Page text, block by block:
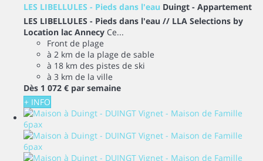
LES LIBELLULES - Pieds dans l'eau Duingt - Appartement
LES LIBELLULES - Pieds dans l'eau // LLA Selections by
Location lac Annecy Ce...
Front de plage
à 2 km de la plage de sable
à 18 km des pistes de ski
à 3 km de la ville
Dès 1 072 € par semaine
+ INFO